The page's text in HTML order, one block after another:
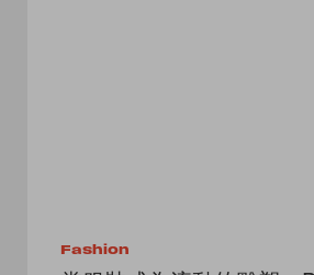
Fashion